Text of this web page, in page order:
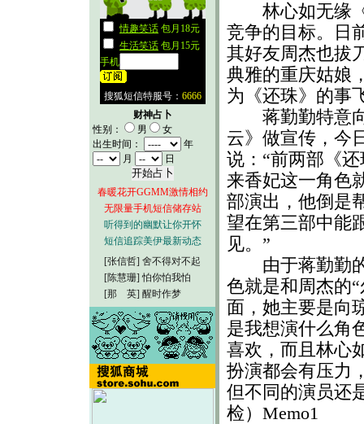
财神占卜
性别：
男
女
出生时间：
年
月
日
春暖花开GGMM激情相约
无限量手机短信储存站
听得到的幽默让你开怀
短信追踪美伊最新动态
[张信哲] 舍不得对不起
[陈慧珊] 怕你怕我怕
[那 英] 醒时作梦
林心如无缘《
竞争的目标。日
其好友周杰也拔
典雅的重庆姑娘
为《还珠》的事
蒋勤勤特意向
云》做宣传，今
说：“前两部《
来香妃这一角色
部演出，他倒是
望在第三部中能
见。”
由于蒋勤勤的
色就是和周杰的
面，她主要是向
是我想演什么角
喜欢，而且林心
扮演都会有压力
但不同的演员还
检）Memo1